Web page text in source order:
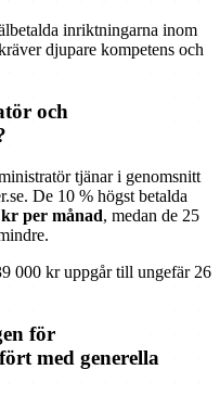
inriktningarna inom
djupare kompetens och
och
tjänar i genomsnitt
De 10 % högst betalda
kr per månad, medan de 25
000 kr uppgår till ungefär 26
för
med generella